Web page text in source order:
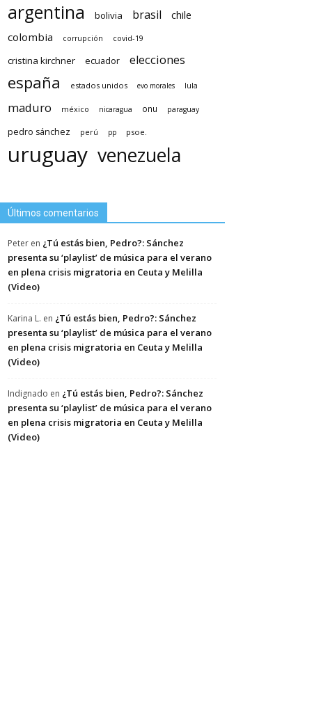
argentina bolivia brasil
chile
colombia
corrupción covid-19
cristina kirchner ecuador elecciones
españa estados unidos evo morales lula
maduro méxico nicaragua onu paraguay
pedro sánchez perú pp psoe.
uruguay venezuela
Últimos comentarios
Peter en ¿Tú estás bien, Pedro?: Sánchez
presenta su ‘playlist’ de música para el verano
en plena crisis migratoria en Ceuta y Melilla
(Video)
Karina L. en ¿Tú estás bien, Pedro?: Sánchez
presenta su ‘playlist’ de música para el verano
en plena crisis migratoria en Ceuta y Melilla
(Video)
Indignado en ¿Tú estás bien, Pedro?: Sánchez
presenta su ‘playlist’ de música para el verano
en plena crisis migratoria en Ceuta y Melilla
(Video)